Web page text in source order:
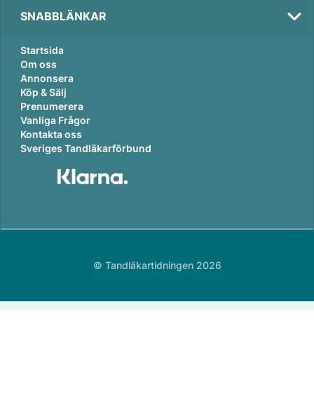
SNABBLÄNKAR
Startsida
Om oss
Annonsera
Köp & Sälj
Prenumerera
Vanliga Frågor
Kontakta oss
Sveriges Tandläkarförbund
© Tandläkartidningen 2026